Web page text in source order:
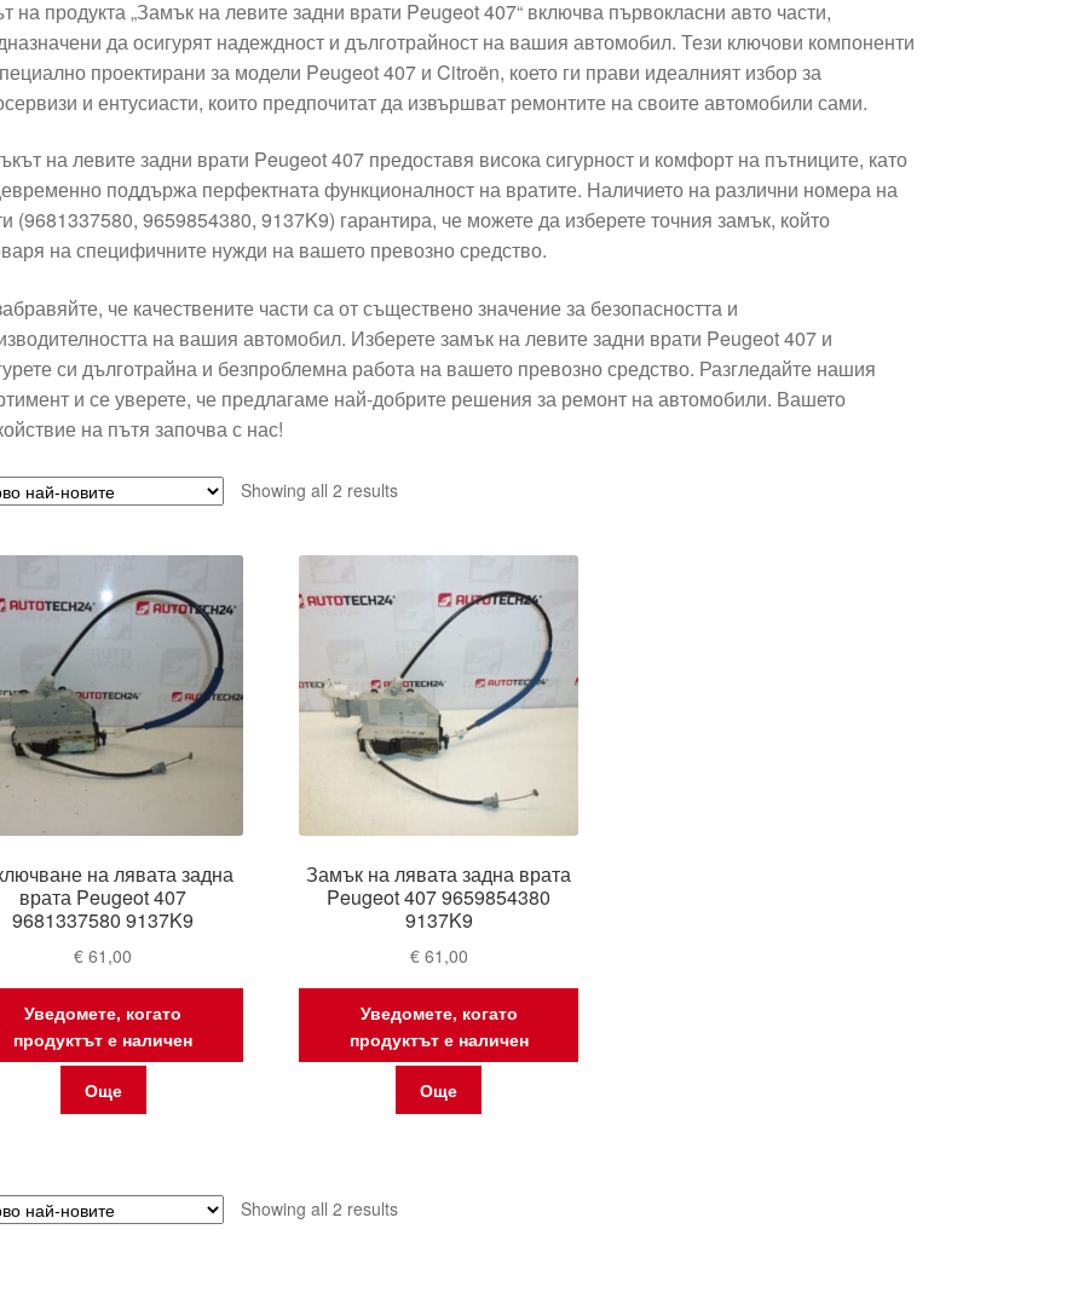
на продукта „Замък на левите задни врати Peugeot 407“ включва първокласни авто части,
да осигурят надеждност и дълготрайност на вашия автомобил. Тези ключови компоненти
проектирани за модели Peugeot 407 и Citroën, което ги прави идеалният избор за
и ентусиасти, които предпочитат да извършват ремонтите на своите автомобили сами.
на левите задни врати Peugeot 407 предоставя висока сигурност и комфорт на пътниците, като
поддържа перфектната функционалност на вратите. Наличието на различни номера на
(9681337580, 9659854380, 9137K9) гарантира, че можете да изберете точния замък, който
на специфичните нужди на вашето превозно средство.
че качествените части са от съществено значение за безопасността и
на вашия автомобил. Изберете замък на левите задни врати Peugeot 407 и
си дълготрайна и безпроблемна работа на вашето превозно средство. Разгледайте нашия
и се уверете, че предлагаме най-добрите решения за ремонт на автомобили. Вашето
на пътя започва с нас!
Showing all 2 resultsSorted
на лявата задна
врата Peugeot 407
9681337580 9137K9
€ 61,00
Уведомете, когато
продуктът е наличен
Още
Замък на лявата задна врата
Peugeot 407 9659854380
9137K9
€61,00
Уведомете, когато
продуктът е наличен
Още
Showing all 2 resultsSorted